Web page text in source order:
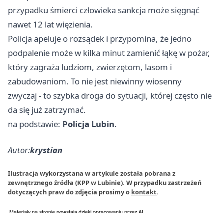
przypadku śmierci człowieka sankcja może sięgnąć
nawet 12 lat więzienia.
Policja apeluje o rozsądek i przypomina, że jedno
podpalenie może w kilka minut zamienić łąkę w pożar,
który zagraża ludziom, zwierzętom, lasom i
zabudowaniom. To nie jest niewinny wiosenny
zwyczaj - to szybka droga do sytuacji, której często nie
da się już zatrzymać.
na podstawie: Policja Lubin.
Autor:krystian
Ilustracja wykorzystana w artykule została pobrana z
zewnętrznego źródła (KPP w Lubinie). W przypadku zastrzeżeń
dotyczących praw do zdjęcia prosimy o kontakt.